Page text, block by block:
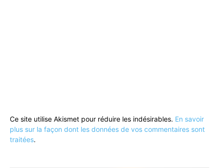
Ce site utilise Akismet pour réduire les indésirables. En savoir
plus sur la façon dont les données de vos commentaires sont
traitées.